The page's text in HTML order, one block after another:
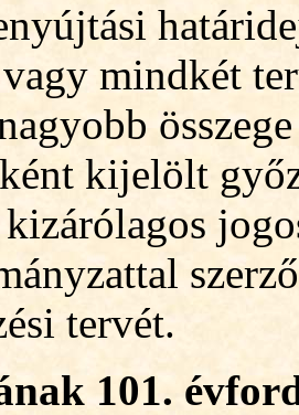
mindkét
kijelölt
attal
tervét.
101.